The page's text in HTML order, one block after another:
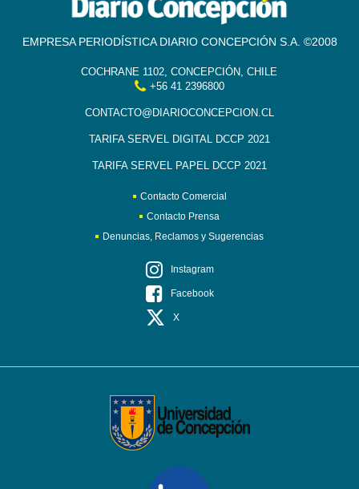
EMPRESA PERIODÍSTICA DIARIO CONCEPCIÓN S.A. ©2008
COCHRANE 1102, CONCEPCIÓN, CHILE
+56 41 2396800
CONTACTO@DIARIOCONCEPCION.CL
TARIFA SERVEL DIGITAL DCCP 2021
TARIFA SERVEL PAPEL DCCP 2021
Contacto Comercial
Contacto Prensa
Denuncias, Reclamos y Sugerencias
Instagram
Facebook
X